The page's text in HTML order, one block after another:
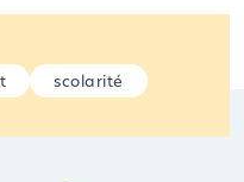
scolarité